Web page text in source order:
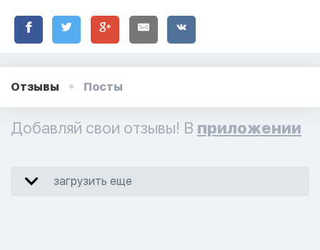
Отзывы Посты
Добавляй свои отзывы! В приложении
загрузить еще